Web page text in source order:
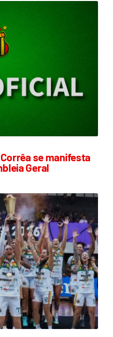
se manifesta
Geral